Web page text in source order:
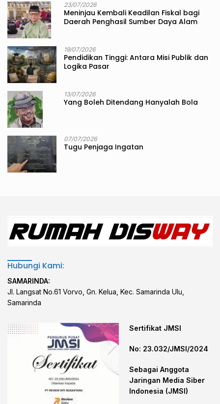
23/07/2026
Meninjau Kembali Keadilan Fiskal bagi
Daerah Penghasil Sumber Daya Alam
19/07/2026
Pendidikan Tinggi: Antara Misi Publik dan
Logika Pasar
13/07/2026
Yang Boleh Ditendang Hanyalah Bola
07/07/2026
Tugu Penjaga Ingatan
Hubungi Kami:
SAMARINDA:
Jl. Langsat No.61 Vorvo, Gn. Kelua, Kec. Samarinda Ulu,
Samarinda
Sertifikat JMSI
No: 23.032/JMSI/2024
Sebagai Anggota
Jaringan Media Siber
Indonesia (JMSI)